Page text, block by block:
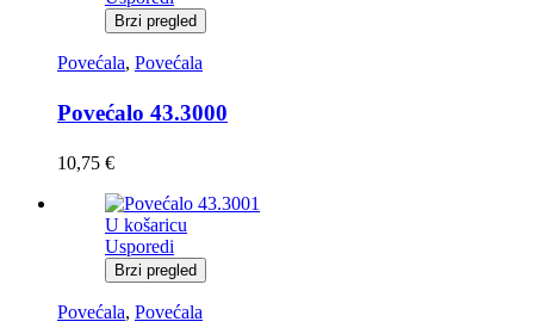
Brzi pregled
Povećala, Povećala
Povećalo 43.3000
10,75 €
U košaricu
Usporedi
Brzi pregled
Povećala, Povećala